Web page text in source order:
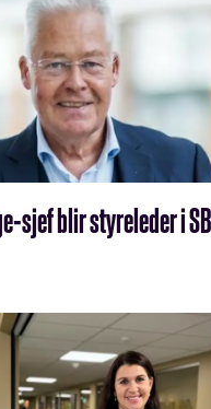
sjef blir styreleder i